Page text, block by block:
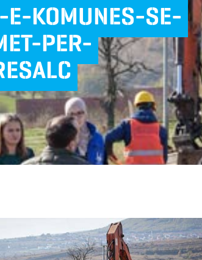
E-KOMUNES-SE-
PER-